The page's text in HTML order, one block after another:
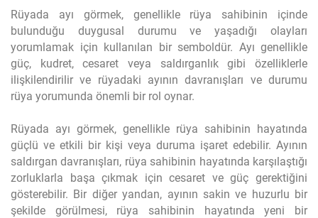
Rüyada ayı görmek, genellikle rüya sahibinin içinde
bulunduğu duygusal durumu ve yaşadığı olayları
yorumlamak için kullanılan bir semboldür. Ayı genellikle
güç, kudret, cesaret veya saldırganlık gibi özelliklerle
ilişkilendirilir ve rüyadaki ayının davranışları ve durumu
rüya yorumunda önemli bir rol oynar.
Rüyada ayı görmek, genellikle rüya sahibinin hayatında
güçlü ve etkili bir kişi veya duruma işaret edebilir. Ayının
saldırgan davranışları, rüya sahibinin hayatında karşılaştığı
zorluklarla başa çıkmak için cesaret ve güç gerektiğini
gösterebilir. Bir diğer yandan, ayının sakin ve huzurlu bir
şekilde görülmesi, rüya sahibinin hayatında yeni bir